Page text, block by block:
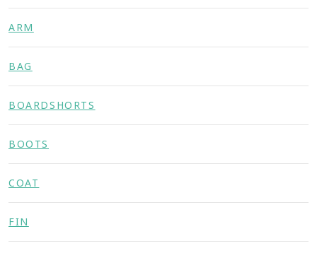
ARM
BAG
BOARDSHORTS
BOOTS
COAT
FIN